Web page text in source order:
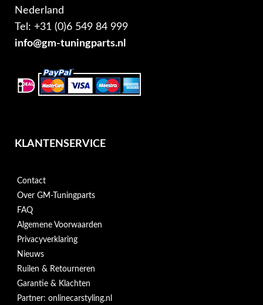
Nederland
Tel: +31 (0)6 549 84 999
info@gm-tuningparts.nl
KLANTENSERVICE
Contact
Over GM-Tuningparts
FAQ
Algemene Voorwaarden
Privacyverklaring
Nieuws
Ruilen & Retourneren
Garantie & Klachten
Partner: onlinecarstyling.nl